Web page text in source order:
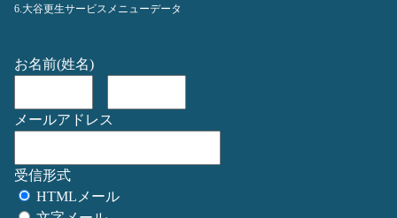
6.大谷更生サービスメニューデータ
お名前(姓名)
メールアドレス
受信形式
HTMLメール